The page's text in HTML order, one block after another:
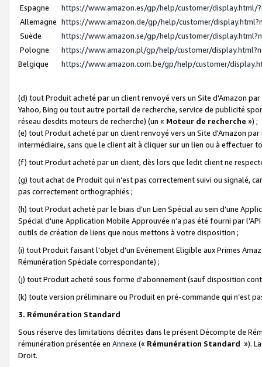
Espagne
https://www.amazon.es/gp/help/customer/display.html/
Allemagne https://www.amazon.de/gp/help/customer/
Suède
https://www.amazon.se/gp/help/customer/
Pologne
https://www.amazon.pl/gp/help/customer/
Belgique
https://www.amazon.com.be/gp/help/customer/
(d) tout Produit acheté par un client renvoyé vers un Site d'Amazon
Yahoo, Bing ou tout autre portail de recherche, service de publicité
réseau desdits moteurs de recherche) (un « Moteur de recherche ») ;
(e) tout Produit acheté par un client renvoyé vers un Site d'Amazon
intermédiaire, sans que le client ait à cliquer sur un lien ou à
(f) tout Produit acheté par un client, dès lors que ledit client ne
(g) tout achat de Produit qui n’est pas correctement suivi ou signalé,
pas correctement orthographiés ;
(h) tout Produit acheté par le biais d’un Lien Spécial au sein d’une
Spécial d'une Application Mobile Approuvée n’a pas été fourni par
outils de création de liens que nous mettons à votre disposition ;
(i) tout Produit faisant l'objet d'un Evénement Eligible aux Primes
Rémunération Spéciale correspondante) ;
(j) tout Produit acheté sous forme d'abonnement (sauf disposition
(k) toute version préliminaire ou Produit en pré-commande qui n’est
3. Rémunération Standard
Sous réserve des limitations décrites dans le présent Décompte de
rémunération présentée en Annexe (« Rémunération Standard »).
Droit.